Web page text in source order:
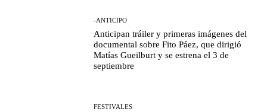
-ANTICIPO
Anticipan tráiler y primeras imágenes del
documental sobre Fito Páez, que dirigió
Matías Gueilburt y se estrena el 3 de
septiembre
FESTIVALES